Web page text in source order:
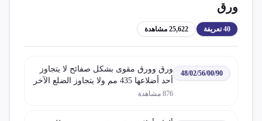
ورق
40تعريفة 25,622 مشاهدة
48/02/56/00/90
ورق وورق مقوى بشكل صفائح لا يتجاوز
أحد أضلاعها 435 مم ولا يتجاوز الضلع الآخر
297 مم في حالتها غير المطوية لغير 876 مشاهدة